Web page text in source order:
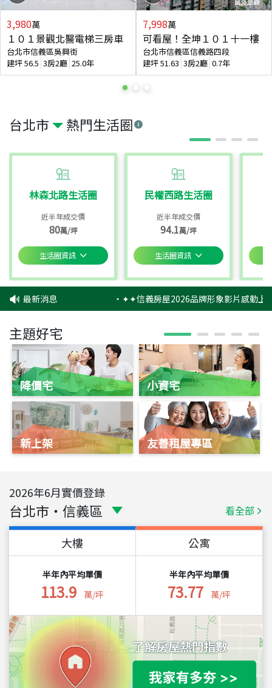
台北市 熱門生活圈
林森北路生活圈
近半年成交價
80萬/坪
生活圈資訊
民權西路生活圈
近半年成交價
94.1萬/坪
生活圈資訊
3,980萬
１０１景觀北醫電梯三房車
台北市信義區吳興街
建坪56.5 3房2廳 25.0年
7,998萬
可看屋！全坤１０１十一樓
台北市信義區信義路四段
建坪51.63 3房2廳 0.7年
最新消息 ‧✦✦信義房屋2026品牌形象影片感動上
主題好宅
降價宅
新上架
小資宅
友善租屋專區
2026年6月實價登錄
台北市 ・ 信義區 看全部
大樓
半年內平均單價
113.9 萬/坪
公寓
半年內平均單價
73.77 萬/坪